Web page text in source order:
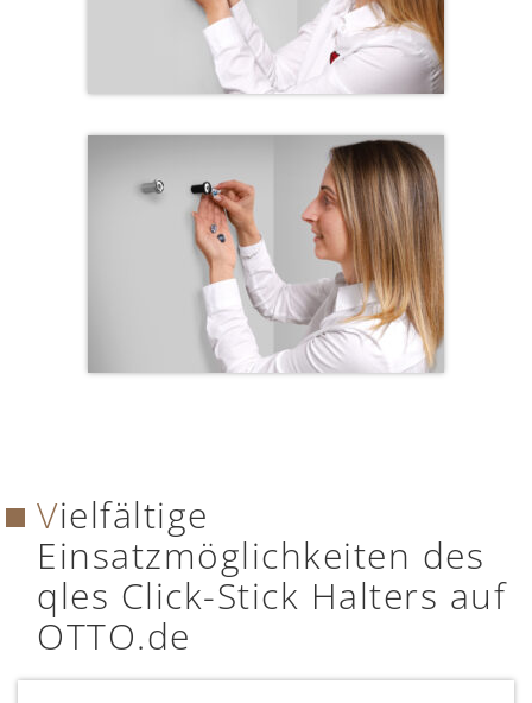
Vielfältige
Einsatzmöglichkeiten des
qles Click-Stick Halters auf
OTTO.de